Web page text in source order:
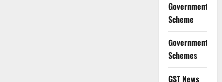
Government
Scheme
Government
Schemes
GST News